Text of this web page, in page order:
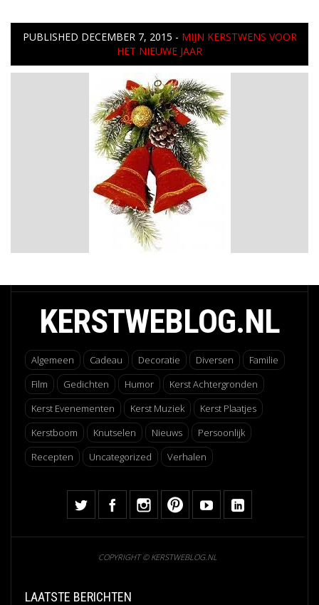
PUBLISHED DECEMBER 7, 2015 - MIJN KERSTWENS VOOR
HET NIEUWE JAAR
KERSTWEBLOG.NL
Algemeen Cadeau Decoratie Diversen
Familie
Film
Gedichten Humor
Kerst Achtergronden
Kerst Evenementen
Kerst Muziek
Kerst Plaatjes
Kerstboom
Knutselen Nieuws
Persoonlijk
Recepten
Uncategorized Verhalen
COPYRIGHT © KERSTWEBLOG.NL
LAATSTE BERICHTEN